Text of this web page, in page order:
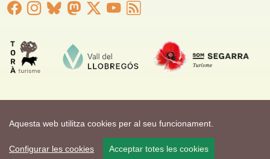
Aquesta web utilitza cookies per al seu funcionament.
Configurar les cookies Acceptar totes les cookies